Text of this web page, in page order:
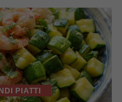
PIATTI